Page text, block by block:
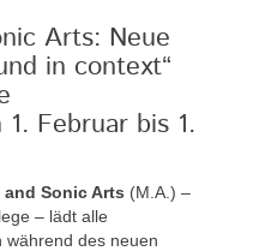
Arts: Neue
in context“
Februar bis 1.
Sonic Arts (M.A.) –
– lädt alle
während des neuen